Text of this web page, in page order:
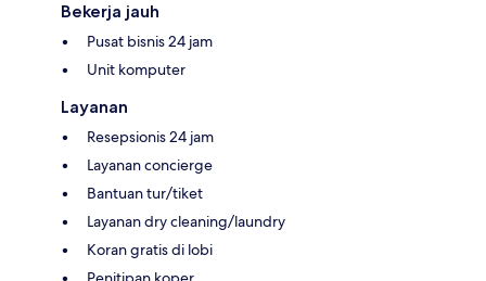
Bekerja jauh
Pusat bisnis 24 jam
Unit komputer
Layanan
Resepsionis 24 jam
Layanan concierge
Bantuan tur/tiket
Layanan dry cleaning/laundry
Koran gratis di lobi